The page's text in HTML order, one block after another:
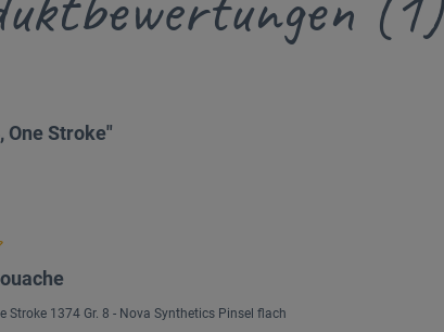
One Stroke"
Stroke 1374 Gr. 8 - Nova Synthetics Pinsel flach